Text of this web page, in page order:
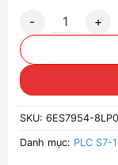
6ES7954-
SKU:6ES7954-
Danh mục: PLC S7-